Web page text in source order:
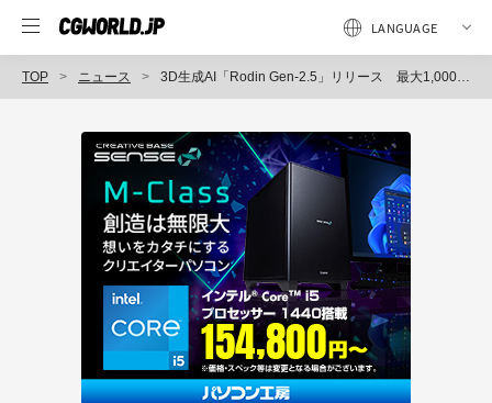
TOP ニュース 3D生成AI「Rodin Gen-2.5」リリース 最大1,000万ポリゴンの生成が可能に、4秒100万ポリゴンの高速生成、LLM的思考プロセス搭載、12Kテクスチャ